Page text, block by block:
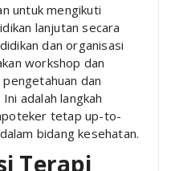
untuk mengikuti
lanjutan secara
dan organisasi
workshop dan
dan
adalah langkah
tetap up-to-
bidang kesehatan.
Terapi